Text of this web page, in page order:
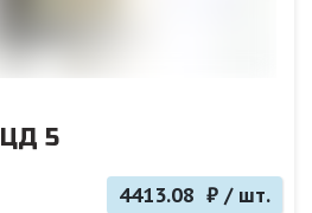
5
4413.08 ₽ / шт.